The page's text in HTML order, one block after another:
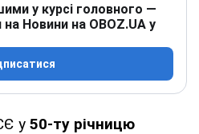
у курсі головного —
на Новини на OBOZ.UA у
у 50-ту річницю